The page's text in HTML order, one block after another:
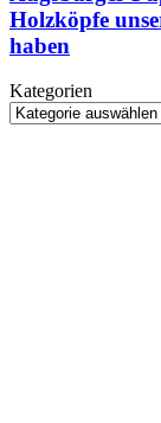
dem
AMS
Lite
gefehlt
ein
paar
Holzköpfe
Kindheit
unsterblich
Holzköpfe
haben
Kategorien
Kategorien